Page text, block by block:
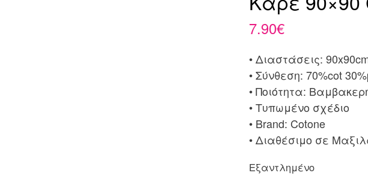
7.90€
• Διαστάσεις:
• Σύνθεση: 70%cot
• Ποιότητα:
• Τυπωμένο σχέδιο
• Brand: Cotone
• Διαθέσιμο σε
Εξαντλημένο